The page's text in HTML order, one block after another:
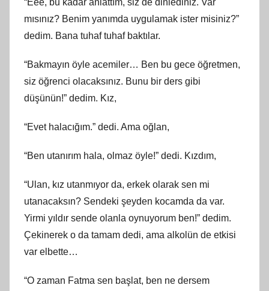
mısınız? Benim yanımda uygulamak ister misiniz?”
dedim. Bana tuhaf tuhaf baktılar.
“Bakmayın öyle acemiler… Ben bu gece öğretmen,
siz öğrenci olacaksınız. Bunu bir ders gibi
düşünün!” dedim. Kız,
“Evet halacığım.” dedi. Ama oğlan,
“Ben utanırım hala, olmaz öyle!” dedi. Kızdım,
“Ulan, kız utanmıyor da, erkek olarak sen mi
utanacaksın? Sendeki şeyden kocamda da var.
Yirmi yıldır sende olanla oynuyorum ben!” dedim.
Çekinerek o da tamam dedi, ama alkolün de etkisi
var elbette…
“O zaman Fatma sen başlat, ben ne dersem